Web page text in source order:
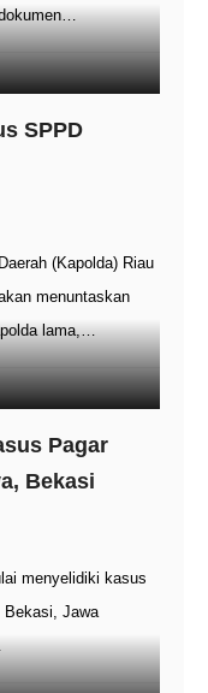
SPPD
(Kapolda) Riau
menuntaskan
lama,…
Pagar
Bekasi
menyelidiki kasus
Bekasi, Jawa